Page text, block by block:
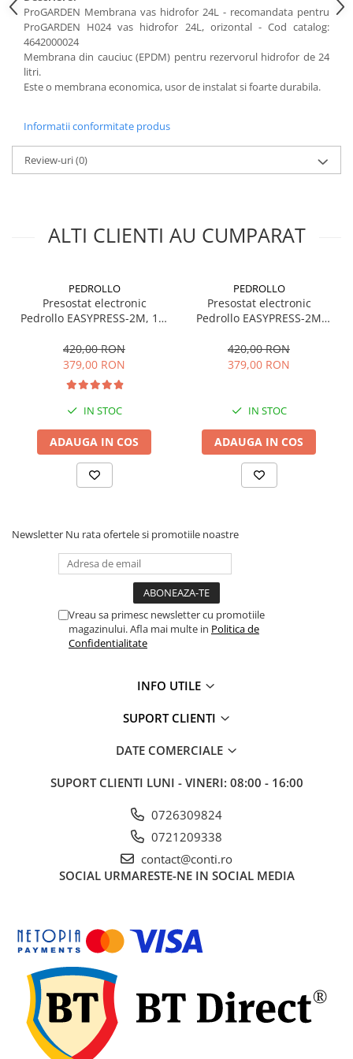
Sere si solarii
Plase si folii pentru gradinarit
Alte unelte de gradinarit
Echipamente de protectie pentru
gradina
Ochelari de protectie
Electrice si Iluminat
Constructii
Masini de taiat beton / asfalt
Masini de taiat gresie / faianta
Motodebitatoare
Masini de prelucrat fier-beton
Placi extra mari
Accesorii masini de taiat
Finisare si Prelucrare suprafete
Elicoptere pardoseala
Scarificatoare beton
Aplicatoare cu banda
Slefuitoare pereti
Accesorii prelucrare suprafete
Sisteme pompare
Pompe pentru zugravit si vopsit
Echipamente marcaje rutiere
Accesorii sisteme pompare
Maiuri compactoare
Placi compactoare unidirectionale
Placi compactoare reversibile
Cilindri vibrocompactori
Accesorii compactoare
Malaxoare
Depozitare, transport si protectie
Scari de lucru si schele
Echipamente de ridicat
Echipamente pentru transport
ProGARDEN Membrana vas hidrofor 24L - recomandata pentru
ProGARDEN H024 vas hidrofor 24L, orizontal - Cod catalog:
4642000024
Membrana din cauciuc (EPDM) pentru rezervorul hidrofor de 24
litri.
Este o membrana economica, usor de instalat si foarte durabila.
Informatii conformitate produs
Review-uri(0)
ALTI CLIENTI AU CUMPARAT
PEDROLLO
Presostat electronic
Pedrollo EASYPRESS-2M, 1.5
inclus
420,00 RON
379,00 RON
IN STOC
ADAUGA IN COS
PEDROLLO
Presostat electronic
Pedrollo EASYPRESS-2M
manometru inclus
420,00 RON
379,00 RON
IN STOC
ADAUGA IN COS
Newsletter Nu rata ofertele si promotiile noastre
Vreau sa primesc newsletter cu promotiile
magazinului. Afla mai multe in Politica de
Confidentialitate
INFO UTILE
SUPORT CLIENTI
DATE COMERCIALE
SUPORT CLIENTI LUNI - VINERI: 08:00 - 16:00
0726309824
0721209338
contact@conti.ro
SOCIAL URMARESTE-NE IN SOCIAL MEDIA